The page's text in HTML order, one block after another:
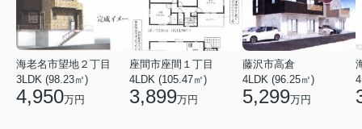
海老名市望地２丁目
3LDK (98.23㎡)
4,950万円
座間市座間１丁目
4LDK (105.47㎡)
3,899万円
藤沢市高倉
4LDK (96.25㎡)
5,299万円